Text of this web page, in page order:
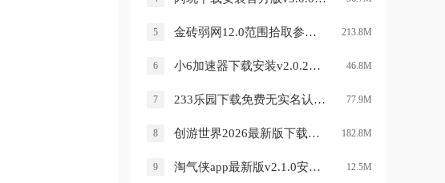
5 金砖弱网12.0范围拾取参数v12.0 安卓版 213.8M
6 小6加速器下载安装v2.0.21.4 安卓版 46.8M
7 233乐园下载免费无实名认证233乐园v4.84.0.0 最新版 77.9M
8 创游世界2026最新版下载安装v1.77.0 安卓版 182.8M
9 淘气侠app最新版v2.1.0安卓版 12.5M